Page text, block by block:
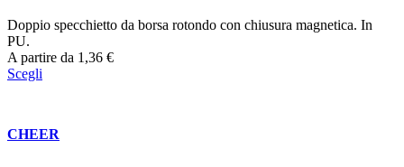
Doppio specchietto da borsa rotondo con chiusura magnetica. In
PU.
A partire da 1,36 €
Scegli
CHEER